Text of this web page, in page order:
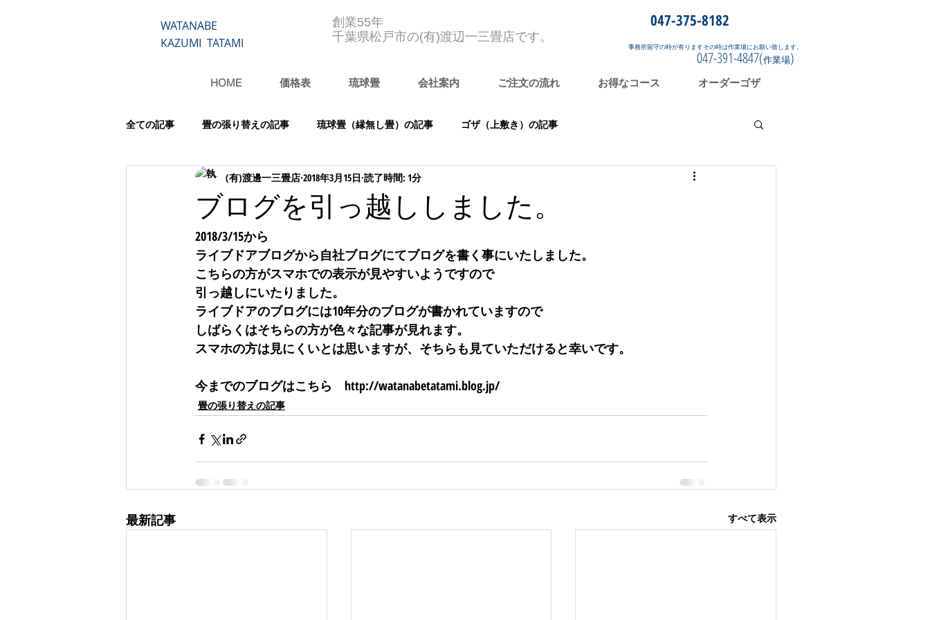
WATANABE
KAZUMI TATAMI
創業55年
千葉県松戸市の(有)渡辺一三畳店です。
047-375-8182
事務所留守の時が有りますその時は作業場にお願い致します。
047-391-4847(作業場)
HOME 価格表 琉球畳 会社案内 ご注文の流れ お得なコース オーダーゴザ
全ての記事 畳の張り替えの記事 琉球畳（縁無し畳）の記事 ゴザ（上敷き）の記事
ブログを引っ越ししました。
(有)渡邊一三畳店 2018年3月15日 読了時間: 1分
2018/3/15から
ライブドアブログから自社ブログにてブログを書く事にいたしました。
こちらの方がスマホでの表示が見やすいようですので
引っ越しにいたりました。
ライブドアのブログには10年分のブログが書かれていますので
しばらくはそちらの方が色々な記事が見れます。
スマホの方は見にくいとは思いますが、そちらも見ていただけると幸いです。
今までのブログはこちら　http://watanabetatami.blog.jp/
畳の張り替えの記事
最新記事 すべて表示